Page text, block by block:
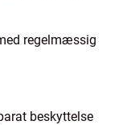
regelmæssig
beskyttelse